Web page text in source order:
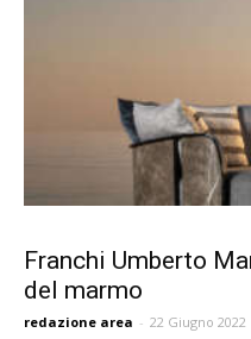
Franchi Umberto
del marmo
redazione area - 22 Giugno 2022